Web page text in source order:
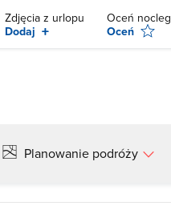
Zdjęcia z urlopu
Dodaj +
Oceń nocleg
Oceń
Planowanie podróży